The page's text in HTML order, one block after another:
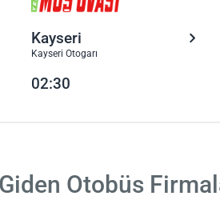
Kayseri
Kayseri Otogarı
02:30
Otobüs